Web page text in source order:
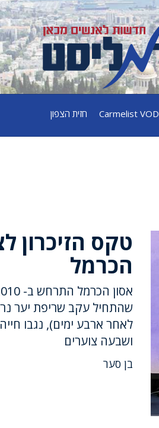
Carmelist VOD חזית הצפון
הכרמל
שהתחיל עקב שריפת יער
לאחר ארבע ימים), נגבו
ושבעה צוערים
בן סער